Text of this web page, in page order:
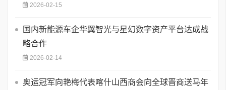
2026-02-15
国内新能源车企华翼智光与星幻数字资产平台达成战
略合作
2026-02-14
奥运冠军向艳梅代表喀什山西商会向全球晋商送马年